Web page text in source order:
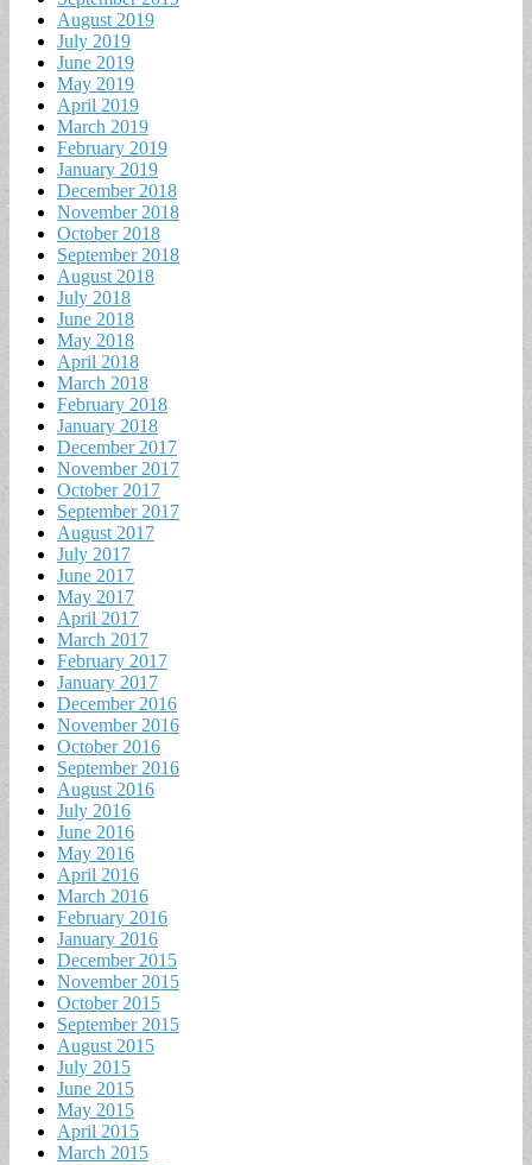
August 2019
July 2019
June 2019
May 2019
April 2019
March 2019
February 2019
January 2019
December 2018
November 2018
October 2018
September 2018
August 2018
July 2018
June 2018
May 2018
April 2018
March 2018
February 2018
January 2018
December 2017
November 2017
October 2017
September 2017
August 2017
July 2017
June 2017
May 2017
April 2017
March 2017
February 2017
January 2017
December 2016
November 2016
October 2016
September 2016
August 2016
July 2016
June 2016
May 2016
April 2016
March 2016
February 2016
January 2016
December 2015
November 2015
October 2015
September 2015
August 2015
July 2015
June 2015
May 2015
April 2015
March 2015